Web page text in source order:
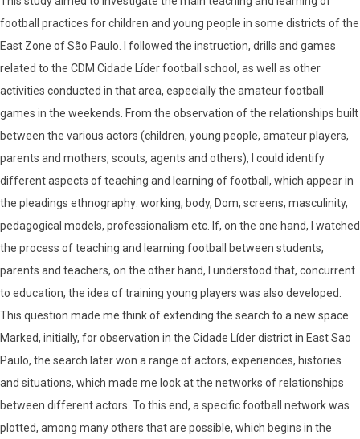
football practices for children and young people in some districts of the
East Zone of São Paulo. I followed the instruction, drills and games
related to the CDM Cidade Líder football school, as well as other
activities conducted in that area, especially the amateur football
games in the weekends. From the observation of the relationships built
between the various actors (children, young people, amateur players,
parents and mothers, scouts, agents and others), I could identify
different aspects of teaching and learning of football, which appear in
the pleadings ethnography: working, body, Dom, screens, masculinity,
pedagogical models, professionalism etc. If, on the one hand, I watched
the process of teaching and learning football between students,
parents and teachers, on the other hand, I understood that, concurrent
to education, the idea of training young players was also developed.
This question made me think of extending the search to a new space.
Marked, initially, for observation in the Cidade Líder district in East Sao
Paulo, the search later won a range of actors, experiences, histories
and situations, which made me look at the networks of relationships
between different actors. To this end, a specific football network was
plotted, among many others that are possible, which begins in the